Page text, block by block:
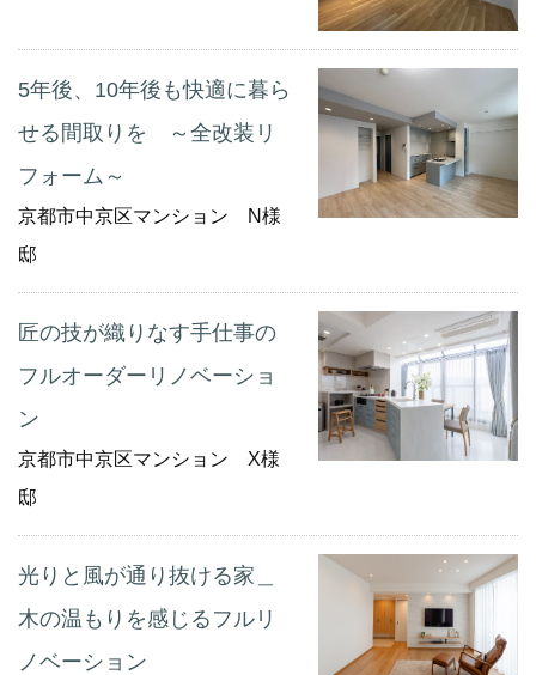
5年後、10年後も快適に暮ら
せる間取りを ～全改装リ
フォーム～
京都市中京区マンション N様
邸
匠の技が織りなす手仕事の
フルオーダーリノベーショ
ン
京都市中京区マンション X様
邸
光りと風が通り抜ける家＿
木の温もりを感じるフルリ
ノベーション